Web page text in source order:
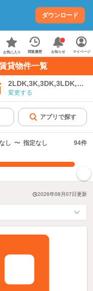
ダウンロード
お気に入り 閲覧履歴 お知らせ マイページ
貸物件一覧
変更する
アプリで探す
し 〜 指定なし 94件
2026年08月07日更新